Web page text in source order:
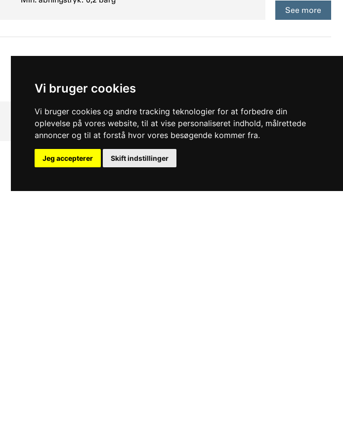
Vi bruger cookies
Vi bruger cookies og andre tracking teknologier for at forbedre din
oplevelse på vores website, til at vise personaliseret indhold, målrettede
annoncer og til at forstå hvor vores besøgende kommer fra.
Jeg accepterer Skift indstillinger
See more
Vinkel sikkerhedsventil med gevindtilslutninger. Med eller uden
løfteanordning.